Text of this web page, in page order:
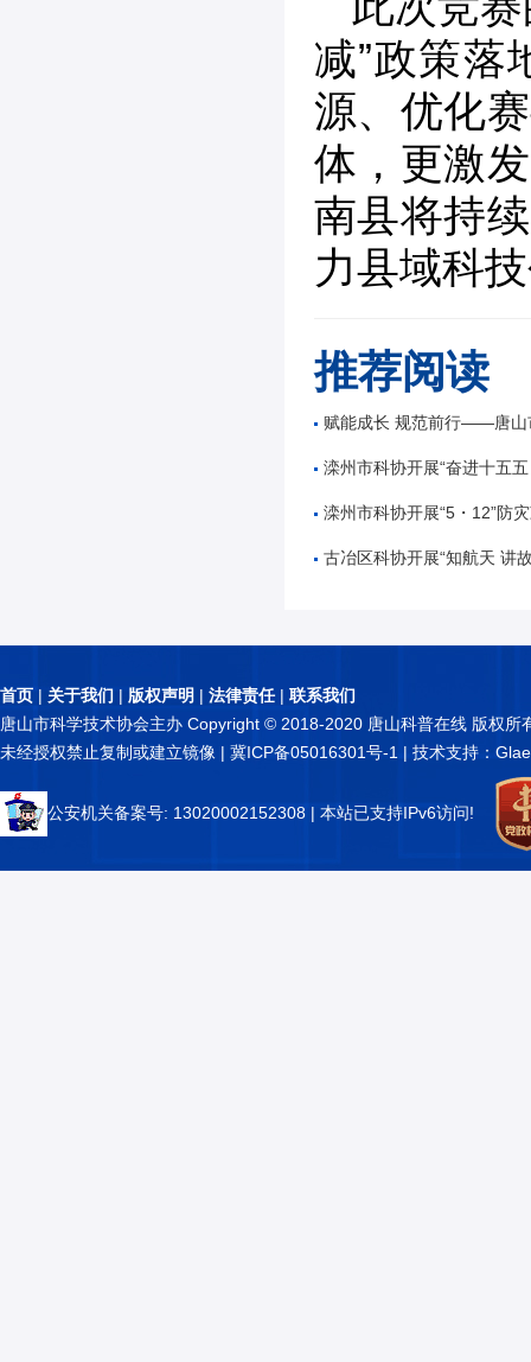
减”政策落
源、优化
体，更激
南县将持
力县域科
推荐阅读
赋能成长 规范前行——唐山市公路学会举办公路工
滦州市科协开展“奋进十五五 科技谱新篇”全国
滦州市科协开展“5・12”防灾减
古冶区科协开展“知航天 讲故事 逐星辰——中国
首页 | 关于我们 | 版权声明 | 法律责任| 联系我们
唐山市科学技术协会主办 Copyright © 2018-2020 唐山科普在线 版权所
未经授权禁止复制或建立镜像 | 冀ICP备05016301号-1 | 技术支持：
公安机关备案号: 13020002152308 | 本站已支持IPv6访问!